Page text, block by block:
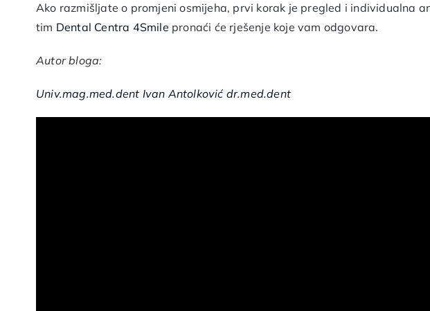
Ako razmišljate o promjeni osmijeha, prvi korak je pregled i individualna
tim Dental Centra 4Smile pronaći će rješenje koje vam odgovara.
Autor bloga:
Univ.mag.med.dent Ivan Antolković dr.med.dent